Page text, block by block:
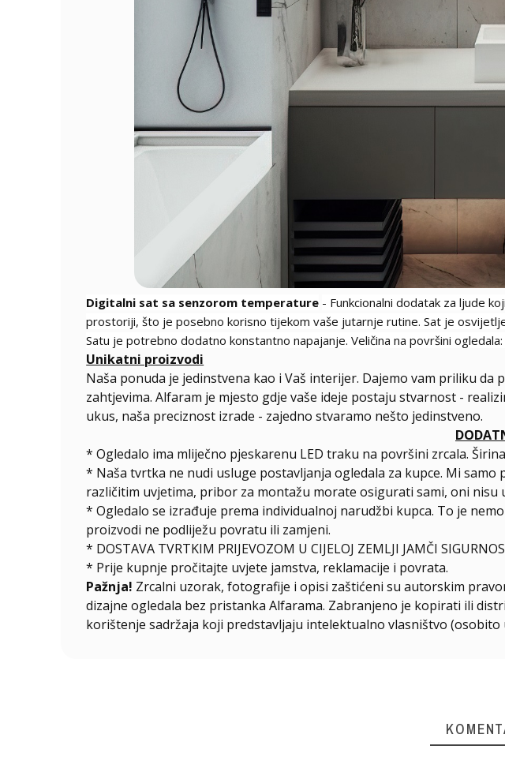
Digitalni sat sa senzorom temperature - Funkcionalni dodatak za ljude
prostoriji, što je posebno korisno tijekom vaše jutarnje rutine. Sat je
Satu je potrebno dodatno konstantno napajanje. Veličina na površini
Unikatni proizvodi
Naša ponuda je jedinstvena kao i Vaš interijer. Dajemo vam priliku
zahtjevima. Alfaram je mjesto gdje vaše ideje postaju stvarnost -
ukus, naša preciznost izrade - zajedno stvaramo nešto jedinstveno.
* Ogledalo ima mliječno pjeskarenu LED traku na površini zrcala.
* Naša tvrtka ne nudi usluge postavljanja ogledala za kupce. Mi
različitim uvjetima, pribor za montažu morate osigurati sami, oni nisu
* Ogledalo se izrađuje prema individualnoj narudžbi kupca. To je
proizvodi ne podliježu povratu ili zamjeni.
* DOSTAVA TVRTKIM PRIJEVOZOM U CIJELOJ ZEMLJI JAMČI
* Prije kupnje pročitajte uvjete jamstva, reklamacije i povrata.
Pažnja! Zrcalni uzorak, fotografije i opisi zaštićeni su autorskim
dizajne ogledala bez pristanka Alfarama. Zabranjeno je kopirati ili
korištenje sadržaja koji predstavljaju intelektualno vlasništvo